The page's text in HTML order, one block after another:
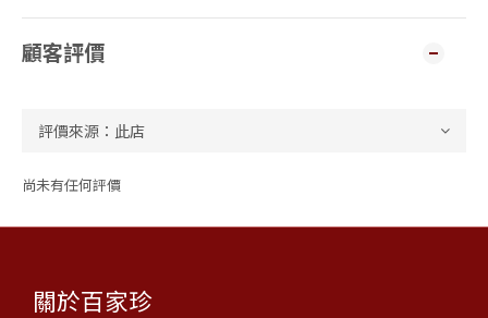
顧客評價
尚未有任何評價
關於百家珍